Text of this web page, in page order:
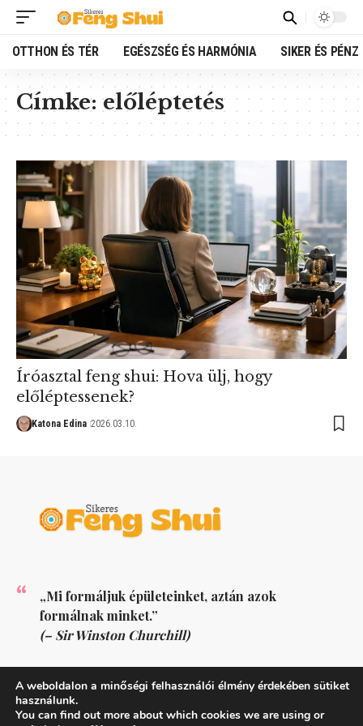
OTTHON ÉS TÉR EGÉSZSÉG ÉS HARMÓNIA SIKER ÉS PÉNZ
Címke:előléptetés
Íróasztal feng shui: Hova ülj, hogy
előléptessenek?
Katona Edina 2026.03.10.
„Mi formáljuk épületeinket, aztán azok
formálnak minket.”
(– Sir Winston Churchill)
A weboldalon a minőségi felhasználói élmény érdekében sütiket
használunk.
You can find out more about which cookies we are using or